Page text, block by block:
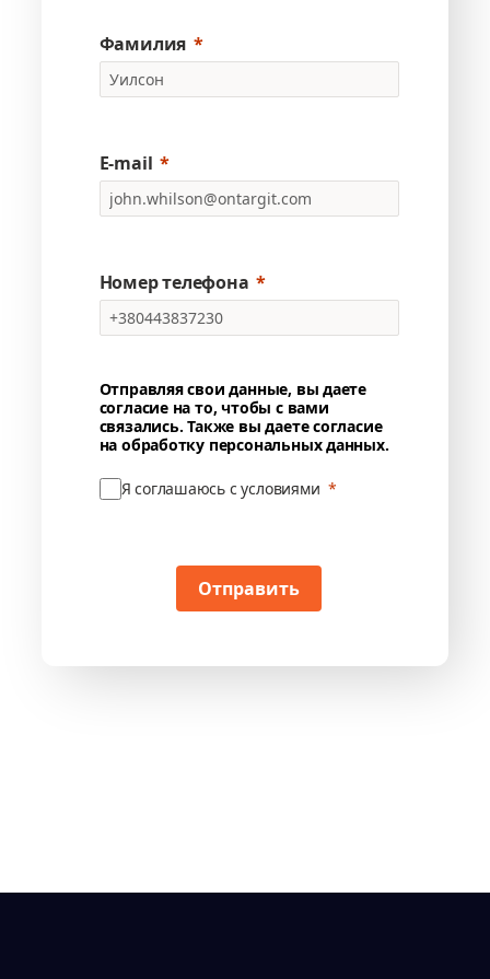
Фамилия
E-mail
Номер телефона
Отправляя свои данные, вы даете
согласие на то, чтобы с вами
связались. Также вы даете согласие
на обработку персональных данных.
Я соглашаюсь с условиями
Отправить